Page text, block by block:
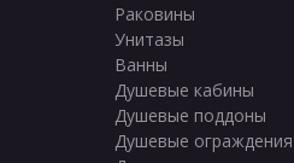
Раковины
Унитазы
Ванны
Душевые кабины
Душевые поддоны
Душевые ограждения